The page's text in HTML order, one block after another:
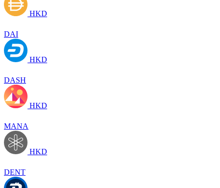
HKD
DAI
HKD
DASH
HKD
MANA
HKD
DENT